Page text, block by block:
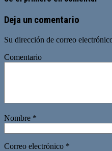
Deja un comentario
Su dirección de correo
Comentario
Nombre *
Correo electrónico *